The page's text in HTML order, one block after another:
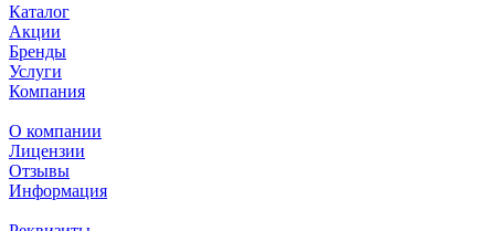
Каталог
Акции
Бренды
Услуги
Компания
О компании
Лицензии
Отзывы
Информация